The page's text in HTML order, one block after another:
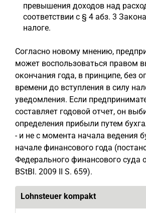
превышения доходов над
соответствии с § 4 абз. 3
налоге.
Согласно новому мнению,
может воспользоваться правом
окончания года, в принципе, без
времени до вступления в силу
уведомления. Если
составляет годовой отчет, он
определения прибыли путем
- и не с момента начала ведения
начале финансового года
Федерального финансового суда
BStBl. 2009 II S. 659).
Lohnsteuer kompakt